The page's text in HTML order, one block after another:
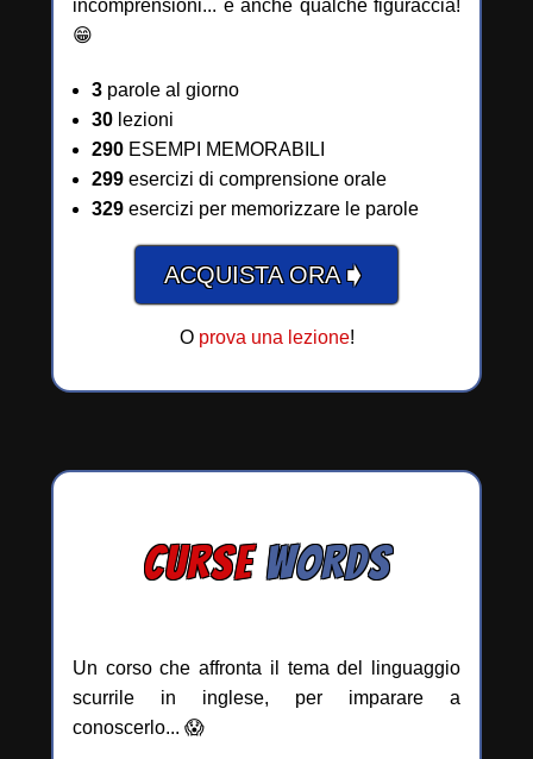
incomprensioni... e anche qualche figuraccia!
😁
3 parole al giorno
30 lezioni
290 ESEMPI MEMORABILI
299 esercizi di comprensione orale
329 esercizi per memorizzare le parole
ACQUISTA ORA➧
O prova una lezione!
CURSE WORDS
Un corso che affronta il tema del linguaggio
scurrile in inglese, per imparare a
conoscerlo... 😱